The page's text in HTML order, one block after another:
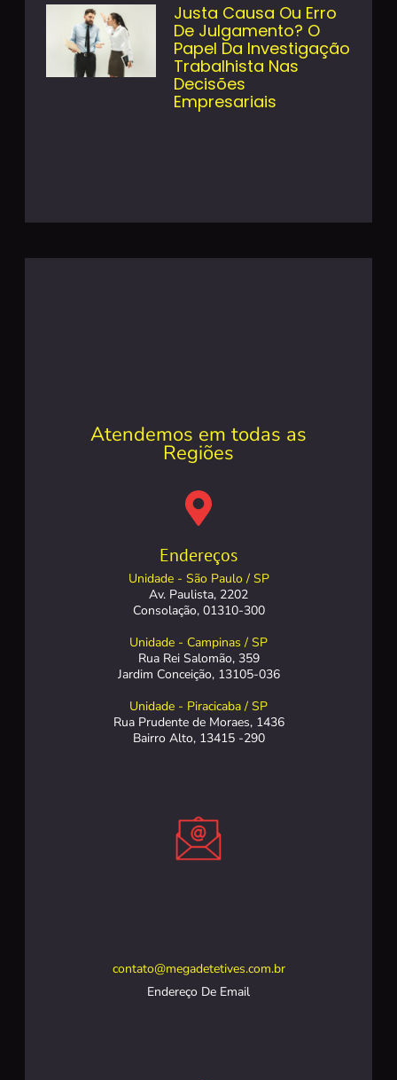
Justa Causa Ou Erro
De Julgamento? O
Papel Da Investigação
Trabalhista Nas
Decisões
Empresariais
Atendemos em todas as
Regiões
Endereços
Unidade - São Paulo / SP
Av. Paulista, 2202
Consolação, 01310-300
Unidade - Campinas / SP
Rua Rei Salomão, 359
Jardim Conceição, 13105-036
Unidade - Piracicaba / SP
Rua Prudente de Moraes, 1436
Bairro Alto, 13415 -290
contato@megadetetives.com.br
Endereço De Email